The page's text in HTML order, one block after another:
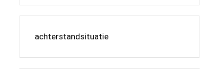
achterstandsituatie